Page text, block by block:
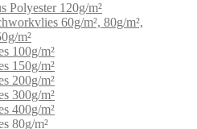
Polyester 120g/m²
60g/m², 80g/m²,
m²
100g/m²
150g/m²
200g/m²
300g/m²
400g/m²
80g/m²